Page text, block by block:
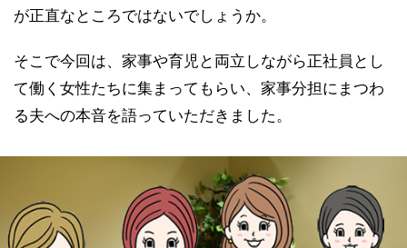
が正直なところではないでしょうか。
そこで今回は、家事や育児と両立しながら正社員とし
て働く女性たちに集まってもらい、家事分担にまつわ
る夫への本音を語っていただきました。